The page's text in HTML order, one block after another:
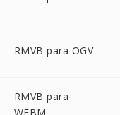
RMVB para OGV
RMVB para